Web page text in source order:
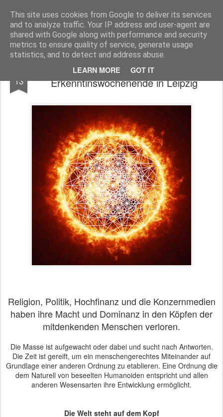
This site uses cookies from Google to deliver its services
and to analyze traffic. Your IP address and user-agent are
shared with Google along with performance and security
metrics to ensure quality of service, generate usage
statistics, and to detect and address abuse.
LEARN MORE GOT IT
Freigeist - ReHU - Forum Institut für Grenzwissenschaften - Spiritualität - Zukunftsforschung - Einheit
Pages
13
7.8.9. - Februar. 2020
Erkenntinswochenende in Leipzig
Religion, Politik, Hochfinanz und die Konzernmedien
haben ihre Macht und Dominanz in den Köpfen der
mitdenkenden Menschen verloren.
Die Masse ist aufgewacht oder dabei und sucht nach Antworten.
Die Zeit ist gereift, um ein menschengerechtes Miteinander auf
Grundlage einer anderen Ordnung zu etablieren. Eine Ordnung die
dem Naturell von beseelten Humanoiden entspricht und allen
anderen Wesensarten ihre Entwicklung ermöglicht.
Die Welt steht auf dem Kopf